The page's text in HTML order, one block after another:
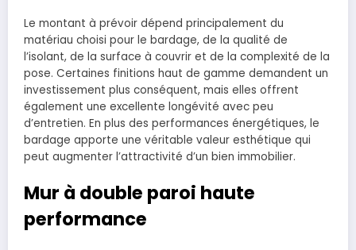
Le montant à prévoir dépend principalement du
matériau choisi pour le bardage, de la qualité de
l’isolant, de la surface à couvrir et de la complexité de la
pose. Certaines finitions haut de gamme demandent un
investissement plus conséquent, mais elles offrent
également une excellente longévité avec peu
d’entretien. En plus des performances énergétiques, le
bardage apporte une véritable valeur esthétique qui
peut augmenter l’attractivité d’un bien immobilier.
Mur à double paroi haute
performance